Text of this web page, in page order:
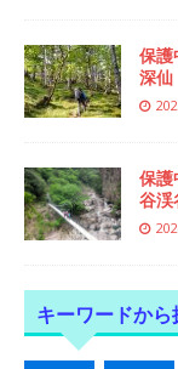
保
深
保護
谷
キーワードから